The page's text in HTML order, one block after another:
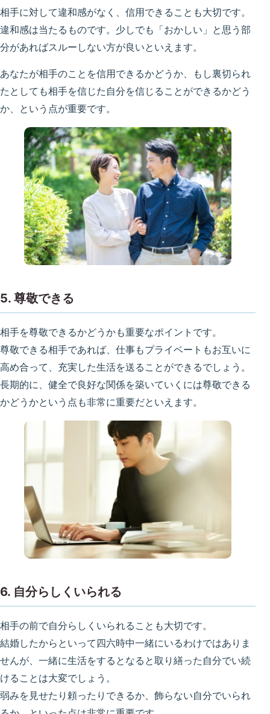
相手に対して違和感がなく、信用できることも大切です。
違和感は当たるものです。少しでも「おかしい」と思う部
分があればスルーしない方が良いといえます。
あなたが相手のことを信用できるかどうか、もし裏切られ
たとしても相手を信じた自分を信じることができるかどう
か、という点が重要です。
5. 尊敬できる
相手を尊敬できるかどうかも重要なポイントです。
尊敬できる相手であれば、仕事もプライベートもお互いに
高め合って、充実した生活を送ることができるでしょう。
長期的に、健全で良好な関係を築いていくには尊敬できる
かどうかという点も非常に重要だといえます。
6. 自分らしくいられる
相手の前で自分らしくいられることも大切です。
結婚したからといって四六時中一緒にいるわけではありま
せんが、一緒に生活をするとなると取り繕った自分でい続
けることは大変でしょう。
弱みを見せたり頼ったりできるか、飾らない自分でいられ